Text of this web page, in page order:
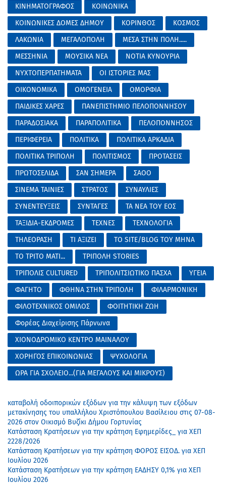
ΚΙΝΗΜΑΤΟΓΡΑΦΟΣ
ΚΟΙΝΩΝΙΚΑ
ΚΟΙΝΩΝΙΚΕΣ ΔΟΜΕΣ ΔΗΜΟΥ
ΚΟΡΙΝΘΟΣ
ΚΟΣΜΟΣ
ΛΑΚΩΝΙΑ
ΜΕΓΑΛΟΠΟΛΗ
ΜΕΣΑ ΣΤΗΝ ΠΟΛΗ.....
ΜΕΣΣΗΝΙΑ
ΜΟΥΣΙΚΑ ΝΕΑ
ΝΟΤΙΑ ΚΥΝΟΥΡΙΑ
ΝΥΧΤΟΠΕΡΠΑΤΗΜΑΤΑ
ΟΙ ΙΣΤΟΡΙΕΣ ΜΑΣ
ΟΙΚΟΝΟΜΙΚΑ
ΟΜΟΓΕΝΕΙΑ
ΟΜΟΡΦΙΑ
ΠΑΙΔΙΚΕΣ ΧΑΡΕΣ
ΠΑΝΕΠΙΣΤΗΜΙΟ ΠΕΛΟΠΟΝΝΗΣΟΥ
ΠΑΡΑΔΟΣΙΑΚΑ
ΠΑΡΑΠΟΛΙΤΙΚΑ
ΠΕΛΟΠΟΝΝΗΣΟΣ
ΠΕΡΙΦΕΡΕΙΑ
ΠΟΛΙΤΙΚΑ
ΠΟΛΙΤΙΚΑ ΑΡΚΑΔΙΑ
ΠΟΛΙΤΙΚΑ ΤΡΙΠΟΛΗ
ΠΟΛΙΤΙΣΜΟΣ
ΠΡΟΤΑΣΕΙΣ
ΠΡΩΤΟΣΕΛΙΔΑ
ΣΑΝ ΣΗΜΕΡΑ
ΣΑΟΟ
ΣΙΝΕΜΑ ΤΑΙΝΙΕΣ
ΣΤΡΑΤΟΣ
ΣΥΝΑΥΛΙΕΣ
ΣΥΝΕΝΤΕΥΞΕΙΣ
ΣΥΝΤΑΓΕΣ
ΤΑ ΝΕΑ ΤΟΥ ΕΟΣ
ΤΑΞΙΔΙΑ-ΕΚΔΡΟΜΕΣ
ΤΕΧΝΕΣ
ΤΕΧΝΟΛΟΓΙΑ
ΤΗΛΕΟΡΑΣΗ
ΤΙ ΑΞΙΖΕΙ
ΤΟ SITE/BLOG ΤΟΥ ΜΗΝΑ
ΤΟ ΤΡΙΤΟ ΜΑΤΙ...
ΤΡΙΠΟΛΗ STORIES
ΤΡΙΠΟΛΙΣ CULTURED
ΤΡΙΠΟΛΙΤΣΙΩΤΙΚΟ ΠΑΣΧΑ
ΥΓΕΙΑ
ΦΑΓΗΤΟ
ΦΘΗΝΑ ΣΤΗΝ ΤΡΙΠΟΛΗ
ΦΙΛΑΡΜΟΝΙΚΗ
ΦΙΛΟΤΕΧΝΙΚΟΣ ΟΜΙΛΟΣ
ΦΟΙΤΗΤΙΚΗ ΖΩΗ
Φορέας Διαχείρισης Πάρνωνα
ΧΙΟΝΟΔΡΟΜΙΚΟ ΚΕΝΤΡΟ ΜΑΙΝΑΛΟΥ
ΧΟΡΗΓΟΣ ΕΠΙΚΟΙΝΩΝΙΑΣ
ΨΥΧΟΛΟΓΙΑ
ΩΡΑ ΓΙΑ ΣΧΟΛΕΙΟ...(ΓΙΑ ΜΕΓΑΛΟΥΣ ΚΑΙ ΜΙΚΡΟΥΣ)
καταβολή οδοιπορικών εξόδων για την κάλυψη των εξόδων
μετακίνησης του υπαλλήλου Χριστόπουλου Βασίλειου στις 07-08-
2026 στον Οικισμό Βυζίκι Δήμου Γορτυνίας
Κατάσταση Κρατήσεων για την κράτηση Εφημερίδες_ για ΧΕΠ
2228/2026
Κατάσταση Κρατήσεων για την κράτηση ΦΟΡΟΣ ΕΙΣΟΔ. για ΧΕΠ
Ιουλίου 2026
Κατάσταση Κρατήσεων για την κράτηση ΕΑΔΗΣΥ 0,1% για ΧΕΠ
Ιουλίου 2026